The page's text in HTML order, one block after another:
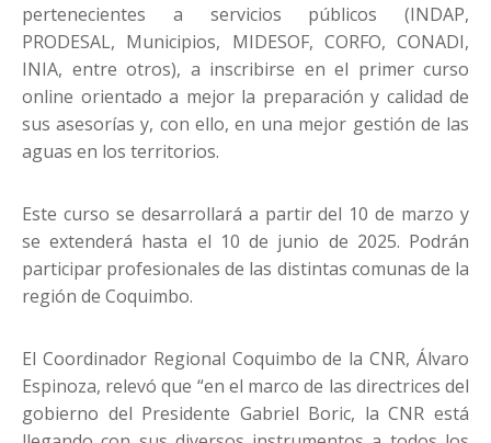
pertenecientes a servicios públicos (INDAP,
PRODESAL, Municipios, MIDESOF, CORFO, CONADI,
INIA, entre otros), a inscribirse en el primer curso
online orientado a mejor la preparación y calidad de
sus asesorías y, con ello, en una mejor gestión de las
aguas en los territorios.
Este curso se desarrollará a partir del 10 de marzo y
se extenderá hasta el 10 de junio de 2025. Podrán
participar profesionales de las distintas comunas de la
región de Coquimbo.
El Coordinador Regional Coquimbo de la CNR, Álvaro
Espinoza, relevó que “en el marco de las directrices del
gobierno del Presidente Gabriel Boric, la CNR está